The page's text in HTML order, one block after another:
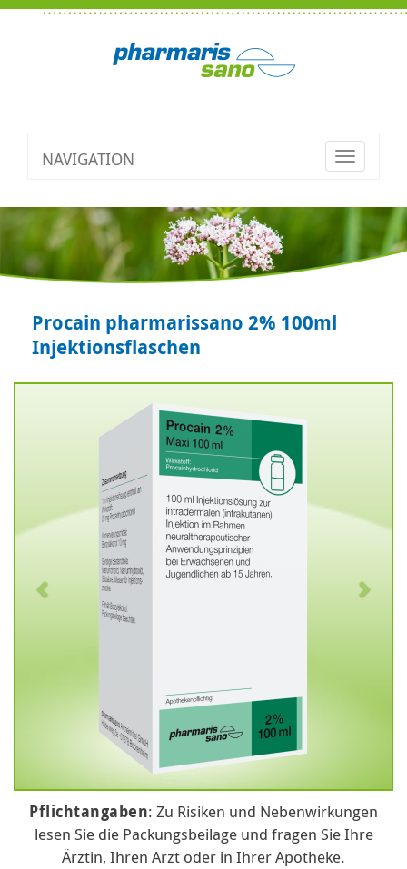
NAVIGATION
Toggle
Procain pharmarissano 2% 100ml
Injektionsflaschen
Pflichtangaben: Zu Risiken und Nebenwirkungen
lesen Sie die Packungsbeilage und fragen Sie Ihre
Ärztin, Ihren Arzt oder in Ihrer Apotheke.